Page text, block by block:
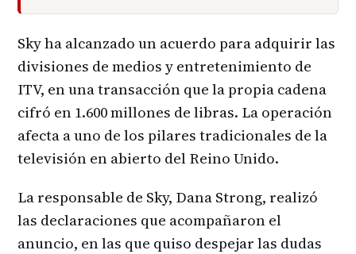
Sky ha alcanzado un acuerdo para adquirir las
divisiones de medios y entretenimiento de
ITV, en una transacción que la propia cadena
cifró en 1.600 millones de libras. La operación
afecta a uno de los pilares tradicionales de la
televisión en abierto del Reino Unido.
La responsable de Sky, Dana Strong, realizó
las declaraciones que acompañaron el
anuncio, en las que quiso despejar las dudas